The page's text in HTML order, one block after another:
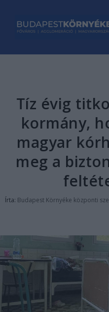
Tíz évig
kormány,
magyar
meg a
Írta: Budapest Környéke központi